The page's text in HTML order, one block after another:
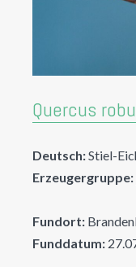
Quercus
Deutsch:Stiel-
Erzeugergruppe:
Fundort:
Funddatum: